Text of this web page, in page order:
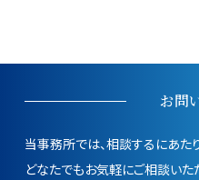
お問
当事務所では、相談するにあた
どなたでもお気軽にご相談いた